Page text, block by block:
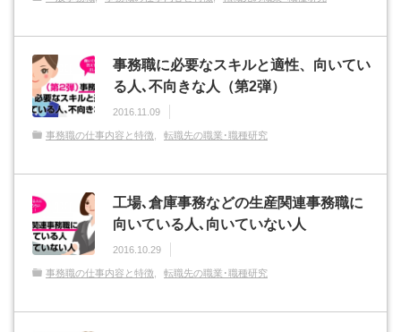
事務職に必要なスキルと適性、向いてい
る人､不向きな人（第2弾）
2016.11.09
事務職の仕事内容と特徴 転職先の職業･職種研究
工場､倉庫事務などの生産関連事務職に
向いている人､向いていない人
2016.10.29
事務職の仕事内容と特徴 転職先の職業･職種研究